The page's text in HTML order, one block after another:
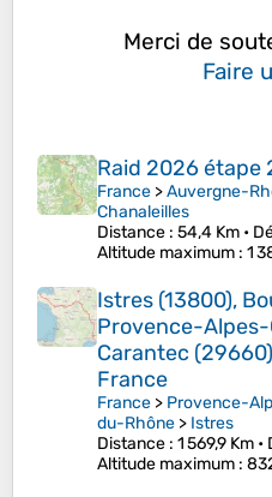
Merci de
Faire
Raid 2026 étape
France >Auvergne-
Chanaleilles
Distance : 54,4 Km •
Altitude maximum : 1
Istres (13800),
Provence-
Carantec
France
France > Provence-
du-Rhône > Istres
Distance : 1 569,9 Km •
Altitude maximum :